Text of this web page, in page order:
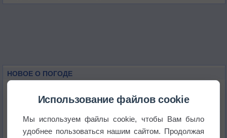
НОВОЕ О ПОГОДЕ
Приложение построит маршрут через тень
Использование файлов cookie
Мы используем файлы cookie, чтобы Вам было
удобнее пользоваться нашим сайтом. Продолжая